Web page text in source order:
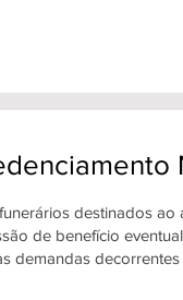
destinados ao
de benefício
demandas